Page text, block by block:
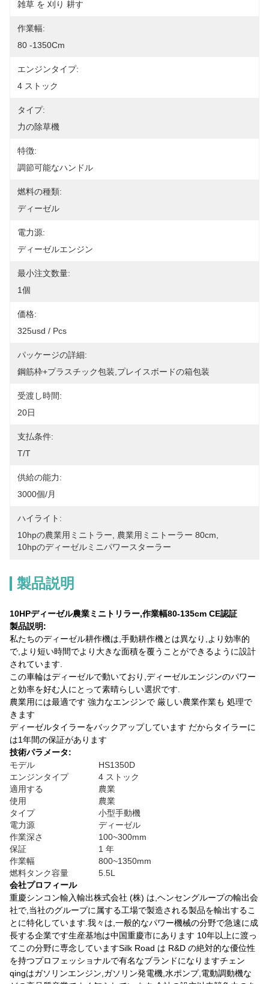
雑草 を 刈り 耕す
作業幅:
80 -1350Cm
エンジンタイプ:
4 ストック
タイプ:
力の除草機
特徴:
調節可能なハンドル
燃料の種類:
ディーゼル
電力源:
ディーゼルエンジン
最小注文数量:
1個
価格:
325usd / Pcs
パッケージの詳細:
鋼筋枠+プラスチック包装,プレイスボードの箱包装
受渡し時間:
20日
支払条件:
T/T
供給の能力:
3000個/月
ハイライト:
10hpの農業用ミニトラー
農業用ミニトーラー 80cm
10hpのディーゼルミニパワースターラー
製品説明
10HPディーゼル農業ミニトリラー,作業幅80-135cm CE認証
製品説明:
私たちのディーゼル耕作機は,手動耕作機とは異なり,より効率的
で,より短い時間でより大きな面積を覆うことができるように設計
されています.
この車輪はディーゼルで動いており,ディーゼルエンジンのパワー
と効率を好む人にとって素晴らしい選択です.
農業用には最適です 強力なエンジンで 厳しい農業作業も 処理で
きます
ディーゼルタイラーをバックアップしています だからタイラーに
は1年間の保証があります
技術パラメータ:
モデル
HS1350D
エンジンタイプ
4 ストック
適用する
農業
使用
農業
タイプ
小型手動機
電力源
ディーゼル
作業深さ
100~300mm
保証
1 年
作業幅
800~1350mm
燃料タンク容量
5.5L
会社プロフィール
重慶シンコン輸入輸出株式会社 (株) は,ヘンセングループの輸出会
社で,当社のグループに属する工場で製造される製品を輸出するこ
とに特化しています.我々は,一般的なパワー機械の分野で急速に成
長する企業です生産基地は中国重慶市にあります 10年以上に渡っ
てこの分野に専念していますSilk Road は R&D の絶対的な優位性
を持つプロフェッショナルで有名なブランドになりますチェン
qingはガソリンエンジン,ガソリン発電機,水ポンプ,電動調動機な